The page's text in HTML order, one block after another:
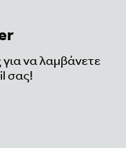
να λαμβάνετε
σας!